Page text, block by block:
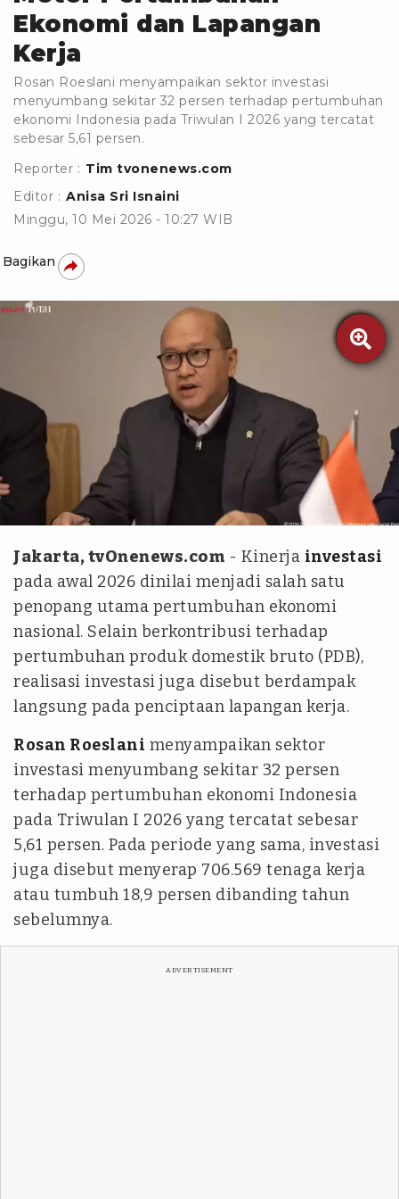
Ekonomi dan Lapangan
Kerja
Rosan Roeslani menyampaikan sektor investasi
menyumbang sekitar 32 persen terhadap pertumbuhan
ekonomi Indonesia pada Triwulan I 2026 yang tercatat
sebesar 5,61 persen.
Reporter : Tim tvonenews.com
Editor : Anisa Sri Isnaini
Minggu, 10 Mei 2026 - 10:27 WIB
Bagikan

YouTube/Setpres
Jakarta, tvOnenews.com - Kinerja investasi
pada awal 2026 dinilai menjadi salah satu
penopang utama pertumbuhan ekonomi
nasional. Selain berkontribusi terhadap
pertumbuhan produk domestik bruto (PDB),
realisasi investasi juga disebut berdampak
langsung pada penciptaan lapangan kerja.
Rosan Roeslani menyampaikan sektor
investasi menyumbang sekitar 32 persen
terhadap pertumbuhan ekonomi Indonesia
pada Triwulan I 2026 yang tercatat sebesar
5,61 persen. Pada periode yang sama, investasi
juga disebut menyerap 706.569 tenaga kerja
atau tumbuh 18,9 persen dibanding tahun
sebelumnya.
ADVERTISEMENT